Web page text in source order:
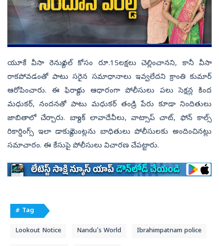
యూకే వీసా రెన్యువల్‌ కోసం రూ.15లక్షలు చెల్లించానని, కానీ వీసా
రాకపోవడంతో పాటు సరైన సమాధానాలు ఇవ్వలేదని క్రాంతి కుమార్
ఆరోపించారు. ఈ ఫిర్యాదు ఆధారంగా పోలీసులు పలు సెక్షన్ల కింద
మధుకర్‌, నందనతో పాటు మధుకర్‌ తండ్రి పేరు కూడా నిందితులు
జాబితాలో చేర్చారు. బ్యాంక్‌ లావాదేవీలు, వాట్సాప్‌ చాట్‌, ఫోన్‌ కాల్స్‌
రికార్డింగ్స్‌ ఇలా డాక్యుమెంట్లను బాధితులు పోలీసులకు అందించినట్లు
సమాచారం. ఈ కేసుపై పోలీసులు విచారణ చేపట్టారు.
# Tag
Lookout Notice Nandu's World Ibrahimpatnam police